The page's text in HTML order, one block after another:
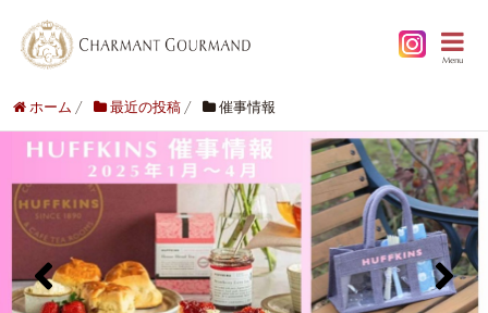
Menu
ホーム / 最近の投稿 / 催事情報